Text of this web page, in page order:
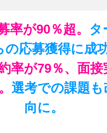
率が90％超。 タ
の応募獲得に成
率が79％、面接
選考での課題も
向に。